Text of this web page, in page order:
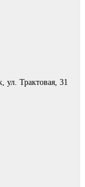
ул. Трактовая, 31